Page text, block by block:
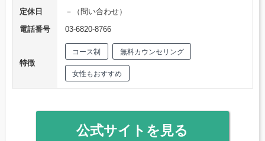
定休日
－（問い合わせ）
電話番号
03-6820-8766
特徴
コース制 無料カウンセリング
女性もおすすめ
公式サイトを見る